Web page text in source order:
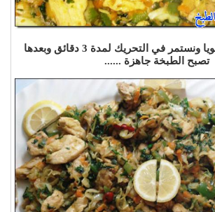
نضيف صلصة الصويا ونستمر في التحريك لمدة 3 دقائق وبعدها
تصبح الطبخة جاهزة ......